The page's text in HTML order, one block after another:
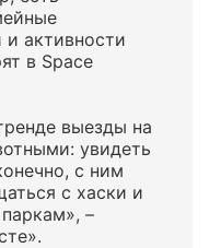
и активности
в Space
выезды на
увидеть
с ним
с хаски и
–